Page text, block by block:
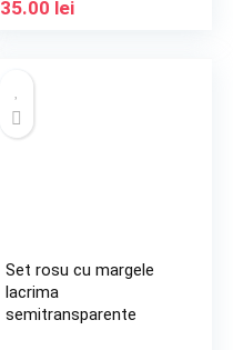
35.00 lei
Set rosu cu margele
lacrima
semitransparente